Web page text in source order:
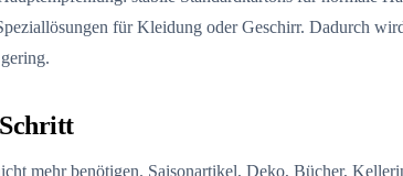
für Kleidung oder Geschirr. Dadurch
mehr benötigen. Saisonartikel, Deko, Bücher,